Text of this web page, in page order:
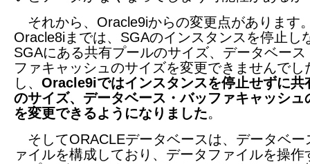
それから、Oracle9iからの変更点があります
Oracle8iまでは、SGAのインスタンスを停止し
SGAにある共有プールのサイズ、データベース
ファキャッシュのサイズを変更できませんでし
し、 Oracle9iではインスタンスを停止せずに共
のサイズ、データベース・バッファキャッシュ
を変更できるようになりました。
そしてORACLEデータベースは、データベー
ァイルを構成しており、データファイルを操作